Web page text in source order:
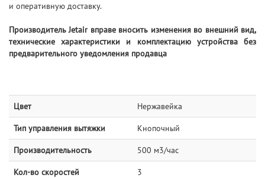
и оперативную доставку.
Производитель Jetair вправе вносить изменения во внешний вид,
технические характеристики и комплектацию устройства без
предварительного уведомления продавца
Цвет Нержавейка
Тип управления вытяжки Кнопочный
Производительность 500 м3/час
Кол-во скоростей 3